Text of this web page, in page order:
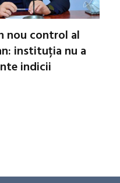
nou control al
instituția nu a
indicii